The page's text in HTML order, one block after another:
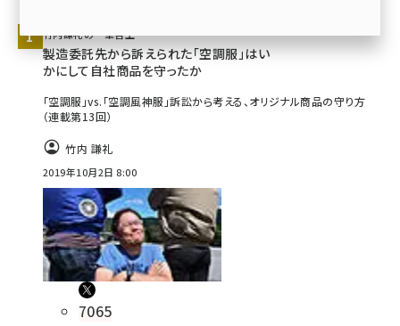
竹内謙礼の一筆啓上
製造委託先から訴えられた「空調服」はい
かにして自社商品を守ったか
「空調服」vs.「空調風神服」訴訟から考える、オリジナル商品の守り方
（連載第13回）
竹内 謙礼
2019年10月2日 8:00
7065
参加登録はこちら↑